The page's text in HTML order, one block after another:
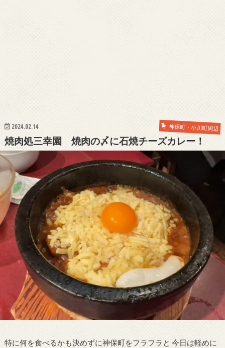
2024.02.14 神保町・小川町周辺
焼肉処三幸園 焼肉の〆に石焼チーズカレー！
特に何を食べるかも決めずに神保町をフラフラと 今日は軽めに